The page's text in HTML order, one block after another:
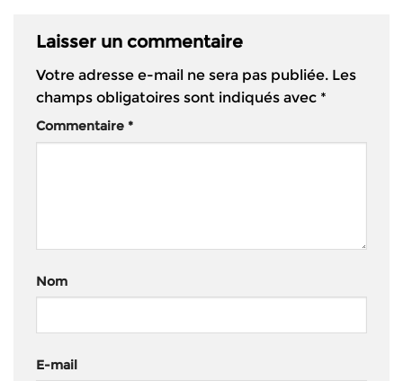
Laisser un commentaire
Votre adresse e-mail ne sera pas publiée. Les
champs obligatoires sont indiqués avec *
Commentaire *
Nom
E-mail